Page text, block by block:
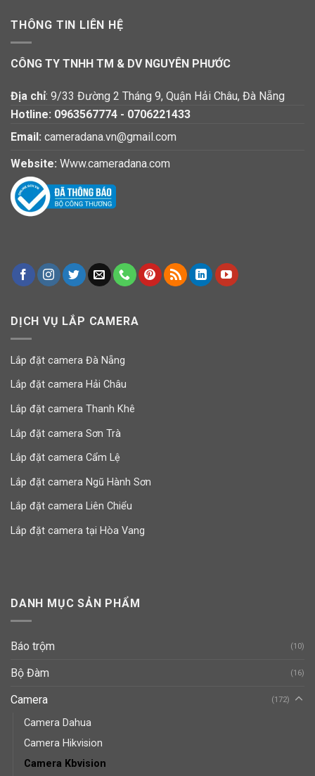
THÔNG TIN LIÊN HỆ
CÔNG TY TNHH TM & DV NGUYÊN PHƯỚC
Địa chỉ: 9/33 Đường 2 Tháng 9, Quận Hải Châu, Đà Nẵng
Hotline: 0963567774 - 0706221433
Email: cameradana.vn@gmail.com
Website: Www.cameradana.com
DỊCH VỤ LẮP CAMERA
Lắp đặt camera Đà Nẵng
Lắp đặt camera Hải Châu
Lắp đặt camera Thanh Khê
Lắp đặt camera Sơn Trà
Lắp đặt camera Cẩm Lệ
Lắp đặt camera Ngũ Hành Sơn
Lắp đặt camera Liên Chiểu
Lắp đặt camera tại Hòa Vang
DANH MỤC SẢN PHẨM
Báo trộm (10)
Bộ Đàm (16)
Camera (172)
Camera Dahua
Camera Hikvision
Camera Kbvision